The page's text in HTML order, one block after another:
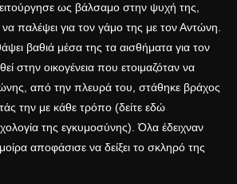
ως βάλσαμο στην ψυχή της,
να παλέψει για τον γάμο της με τον Αντώνη.
βαθιά μέσα της τα αισθήματα για τον
στην οικογένεια που ετοιμαζόταν να
από την πλευρά του, στάθηκε βράχος
την με κάθε τρόπο (δείτε εδώ
της εγκυμοσύνης). Όλα έδειχναν
αποφάσισε να δείξει το σκληρό της